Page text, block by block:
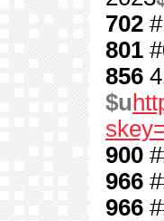
702
801
856
$u
900
966
966